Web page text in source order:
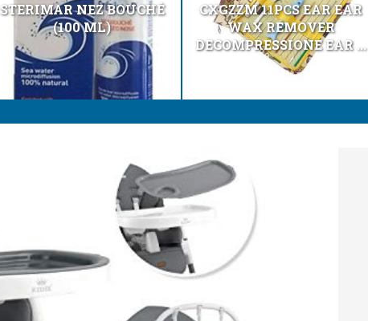
STERIMAR NEZ BOUCHÉ
(100 ML)
CXGZZM 11PCS EAR EAR
WAX REMOVER
DECOMPRESSIONE EAR ...